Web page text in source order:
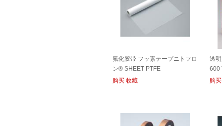
氟化胶带 フッ素テープニトフロ
ン® SHEET PTFE
购买 收藏
透
600
购买